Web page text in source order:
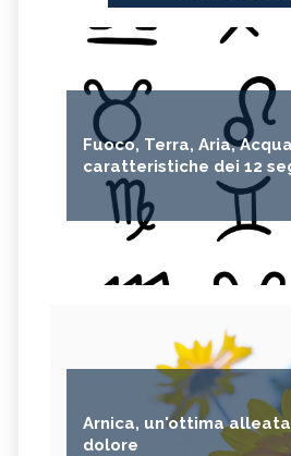
SIR DAVID ATTENBOROUGH
BICICLETTA
ALTROCONSUMO
CARAFFE FILTRANTI
Fuoco, Terra, Aria,
caratteristiche dei 12
Arnica, un'ottima
dolore